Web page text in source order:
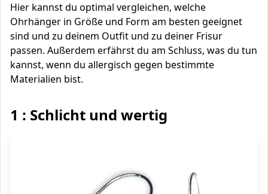
Hier kannst du optimal vergleichen, welche
Ohrhänger in Größe und Form am besten geeignet
sind und zu deinem Outfit und zu deiner Frisur
passen. Außerdem erfährst du am Schluss, was du tun
kannst, wenn du allergisch gegen bestimmte
Materialien bist.
1 : Schlicht und wertig